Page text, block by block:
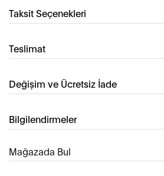
Taksit Seçenekleri
Teslimat
Değişim ve Ücretsiz İade
Bilgilendirmeler
Mağazada Bul